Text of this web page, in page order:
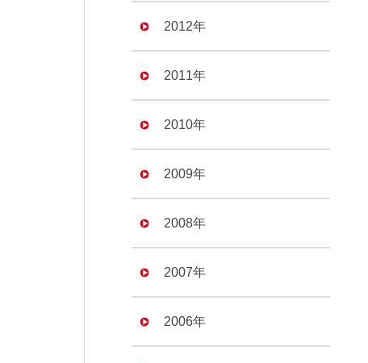
2012年
2011年
2010年
2009年
2008年
2007年
2006年